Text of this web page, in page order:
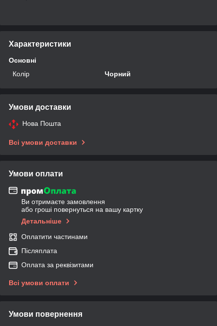
Характеристики
Основні
Колір
Чорний
Умови доставки
Нова Пошта
Всі умови доставки
Умови оплати
Ви отримаєте замовлення
або гроші повернуться на вашу картку
Детальніше
Оплатити частинами
Післяплата
Оплата за реквізитами
Всі умови оплати
Умови повернення